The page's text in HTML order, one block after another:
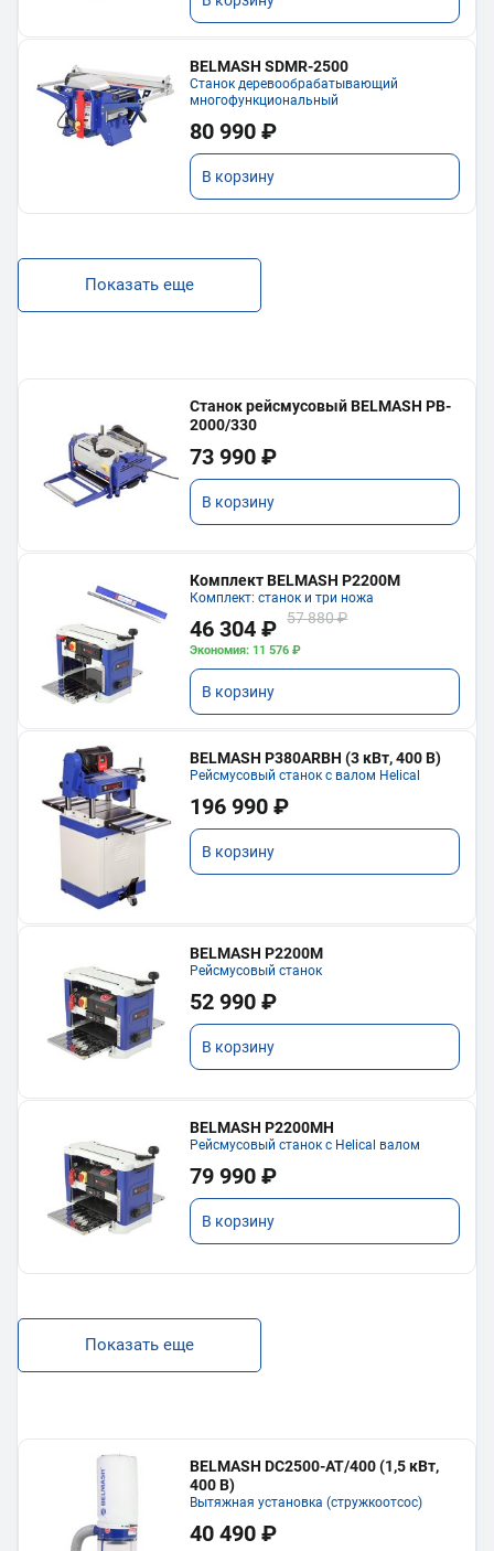
BELMASH SDMR-2500
Станок деревообрабатывающий
многофункциональный
80 990 ₽
В корзину
Показать еще
Станок рейсмусовый BELMASH PB-
2000/330
73 990 ₽
В корзину
Комплект BELMASH P2200M
Комплект: станок и три ножа
46 304 ₽ 57 880 ₽
Экономия: 11 576 ₽
В корзину
BELMASH P380ARBH (3 кВт, 400 В)
Рейсмусовый станок с валом Helical
196 990 ₽
В корзину
BELMASH P2200M
Рейсмусовый станок
52 990 ₽
В корзину
BELMASH P2200MH
Рейсмусовый станок с Helical валом
79 990 ₽
В корзину
Показать еще
BELMASH DC2500-AT/400 (1,5 кВт,
400 В)
Вытяжная установка (стружкоотсос)
40 490 ₽